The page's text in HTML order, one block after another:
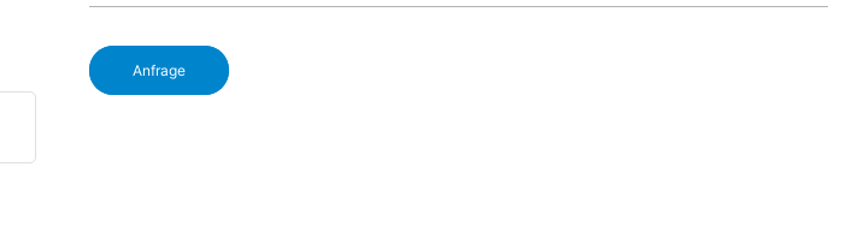
Anfrage